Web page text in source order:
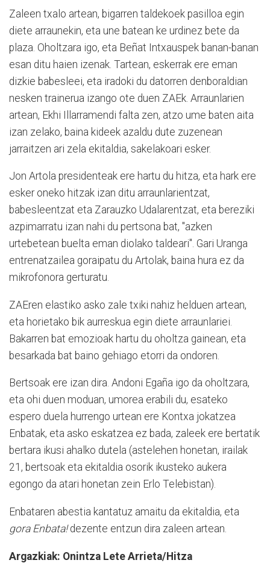
Zaleen txalo artean, bigarren taldekoek pasilloa egin
diete arraunekin, eta une batean ke urdinez bete da
plaza. Oholtzara igo, eta Beñat Intxauspek banan-banan
esan ditu haien izenak. Tartean, eskerrak ere eman
dizkie babesleei, eta iradoki du datorren denboraldian
nesken trainerua izango ote duen ZAEk. Arraunlarien
artean, Ekhi Illarramendi falta zen, atzo ume baten aita
izan zelako, baina kideek azaldu dute zuzenean
jarraitzen ari zela ekitaldia, sakelakoari esker.
Jon Artola presidenteak ere hartu du hitza, eta hark ere
esker oneko hitzak izan ditu arraunlarientzat,
babesleentzat eta Zarauzko Udalarentzat, eta bereziki
azpimarratu izan nahi du pertsona bat, "azken
urtebetean buelta eman diolako taldeari". Gari Uranga
entrenatzailea goraipatu du Artolak, baina hura ez da
mikrofonora gerturatu.
ZAEren elastiko asko zale txiki nahiz helduen artean,
eta horietako bik aurreskua egin diete arraunlariei.
Bakarren bat emozioak hartu du oholtza gainean, eta
besarkada bat baino gehiago etorri da ondoren.
Bertsoak ere izan dira. Andoni Egaña igo da oholtzara,
eta ohi duen moduan, umorea erabili du, esateko
espero duela hurrengo urtean ere Kontxa jokatzea
Enbatak, eta asko eskatzea ez bada, zaleek ere bertatik
bertara ikusi ahalko dutela (astelehen honetan, irailak
21, bertsoak eta ekitaldia osorik ikusteko aukera
egongo da atari honetan zein Erlo Telebistan).
Enbataren abestia kantatuz amaitu da ekitaldia, eta
gora Enbata!dezente entzun dira zaleen artean.
Argazkiak: Onintza Lete Arrieta/Hitza